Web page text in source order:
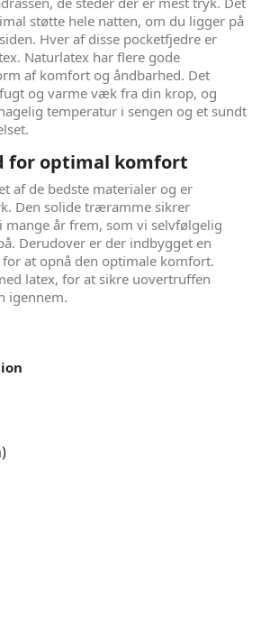
støtte hele natten, om du ligger på
Hver af disse pocketfjedre er
Naturlatex har flere gode
af komfort og åndbarhed. Det
og varme væk fra din krop, og
temperatur i sengen og et sundt
for optimal komfort
af de bedste materialer og er
Den solide træramme sikrer
mange år frem, som vi selvfølgelig
Derudover er der indbygget en
at opnå den optimale komfort.
latex, for at sikre uovertruffen
igennem.